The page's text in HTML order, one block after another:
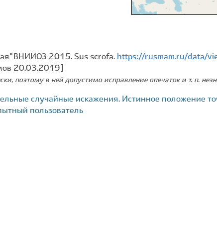
ВНИИОЗ 2015. Sus scrofa. https://rusmam.ru/data/
20.03.2019]
поэтому в ней допустимо исправление опечаток и т. п.
случайные искажения. Истинное положение
пользователь